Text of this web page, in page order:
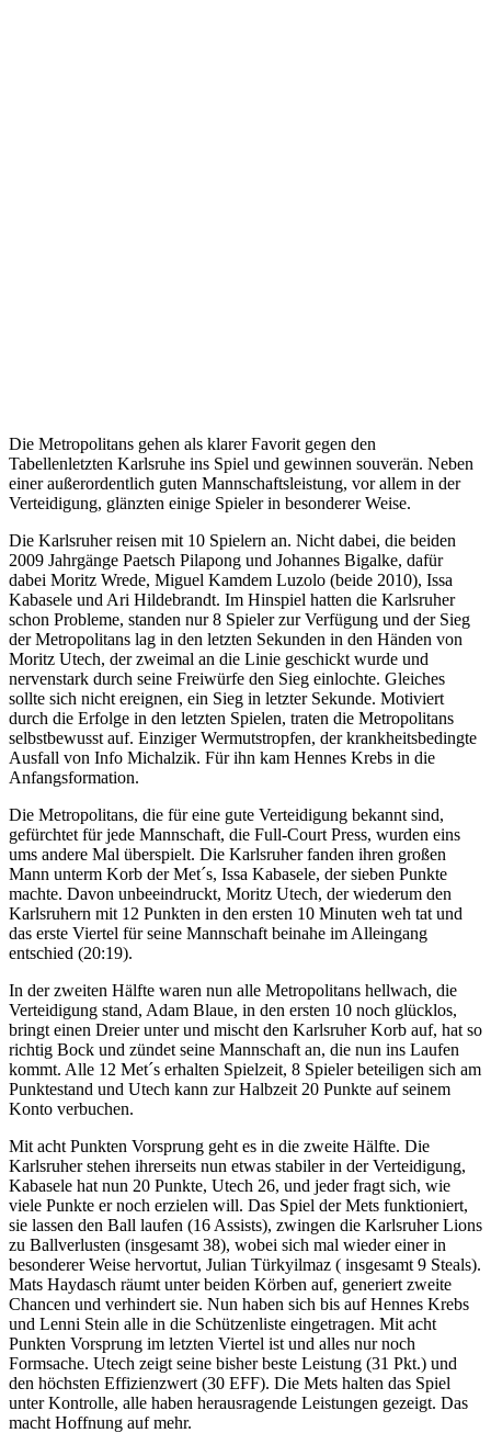
Die Metropolitans gehen als klarer Favorit gegen den
Tabellenletzten Karlsruhe ins Spiel und gewinnen souverän. Neben
einer außerordentlich guten Mannschaftsleistung, vor allem in der
Verteidigung, glänzten einige Spieler in besonderer Weise.
Die Karlsruher reisen mit 10 Spielern an. Nicht dabei, die beiden
2009 Jahrgänge Paetsch Pilapong und Johannes Bigalke, dafür
dabei Moritz Wrede, Miguel Kamdem Luzolo (beide 2010), Issa
Kabasele und Ari Hildebrandt. Im Hinspiel hatten die Karlsruher
schon Probleme, standen nur 8 Spieler zur Verfügung und der Sieg
der Metropolitans lag in den letzten Sekunden in den Händen von
Moritz Utech, der zweimal an die Linie geschickt wurde und
nervenstark durch seine Freiwürfe den Sieg einlochte. Gleiches
sollte sich nicht ereignen, ein Sieg in letzter Sekunde. Motiviert
durch die Erfolge in den letzten Spielen, traten die Metropolitans
selbstbewusst auf. Einziger Wermutstropfen, der krankheitsbedingte
Ausfall von Info Michalzik. Für ihn kam Hennes Krebs in die
Anfangsformation.
Die Metropolitans, die für eine gute Verteidigung bekannt sind,
gefürchtet für jede Mannschaft, die Full-Court Press, wurden eins
ums andere Mal überspielt. Die Karlsruher fanden ihren großen
Mann unterm Korb der Met´s, Issa Kabasele, der sieben Punkte
machte. Davon unbeeindruckt, Moritz Utech, der wiederum den
Karlsruhern mit 12 Punkten in den ersten 10 Minuten weh tat und
das erste Viertel für seine Mannschaft beinahe im Alleingang
entschied (20:19).
In der zweiten Hälfte waren nun alle Metropolitans hellwach, die
Verteidigung stand, Adam Blaue, in den ersten 10 noch glücklos,
bringt einen Dreier unter und mischt den Karlsruher Korb auf, hat so
richtig Bock und zündet seine Mannschaft an, die nun ins Laufen
kommt. Alle 12 Met´s erhalten Spielzeit, 8 Spieler beteiligen sich am
Punktestand und Utech kann zur Halbzeit 20 Punkte auf seinem
Konto verbuchen.
Mit acht Punkten Vorsprung geht es in die zweite Hälfte. Die
Karlsruher stehen ihrerseits nun etwas stabiler in der Verteidigung,
Kabasele hat nun 20 Punkte, Utech 26, und jeder fragt sich, wie
viele Punkte er noch erzielen will. Das Spiel der Mets funktioniert,
sie lassen den Ball laufen (16 Assists), zwingen die Karlsruher Lions
zu Ballverlusten (insgesamt 38), wobei sich mal wieder einer in
besonderer Weise hervortut, Julian Türkyilmaz ( insgesamt 9 Steals).
Mats Haydasch räumt unter beiden Körben auf, generiert zweite
Chancen und verhindert sie. Nun haben sich bis auf Hennes Krebs
und Lenni Stein alle in die Schützenliste eingetragen. Mit acht
Punkten Vorsprung im letzten Viertel ist und alles nur noch
Formsache. Utech zeigt seine bisher beste Leistung (31 Pkt.) und
den höchsten Effizienzwert (30 EFF). Die Mets halten das Spiel
unter Kontrolle, alle haben herausragende Leistungen gezeigt. Das
macht Hoffnung auf mehr.